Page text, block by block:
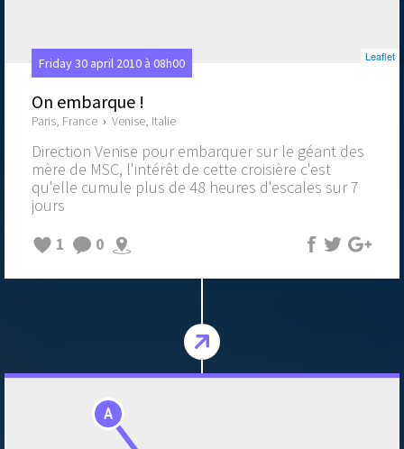
Leaflet
Friday 30 april 2010 à 08h00
On embarque !
Paris, France › Venise, Italie
Direction Venise pour embarquer sur le géant des
mère de MSC, l'intérêt de cette croisière c'est
qu'elle cumule plus de 48 heures d'escales sur 7
jours
1
0
A